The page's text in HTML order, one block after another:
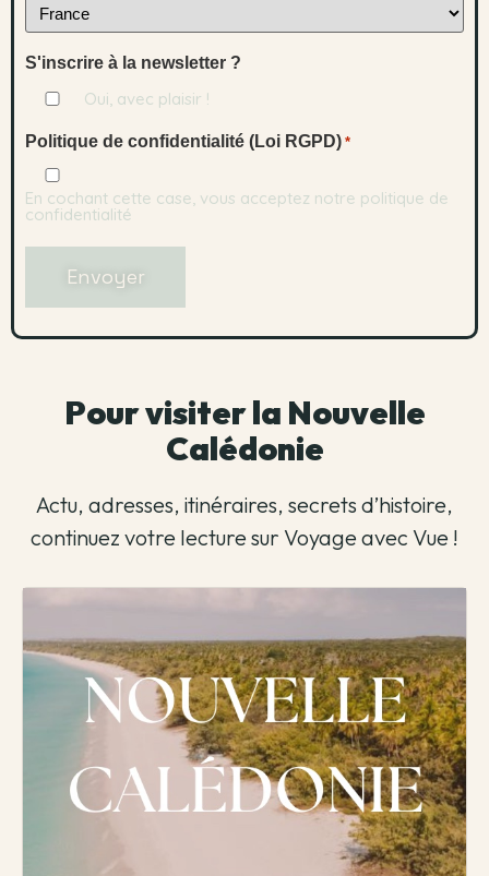
S'inscrire à la newsletter ?
Oui, avec plaisir !
Politique de confidentialité (Loi RGPD) *
En cochant cette case, vous acceptez notre politique de
confidentialité
Pour visiter la Nouvelle
Calédonie
Actu, adresses, itinéraires, secrets d’histoire,
continuez votre lecture sur Voyage avec Vue !